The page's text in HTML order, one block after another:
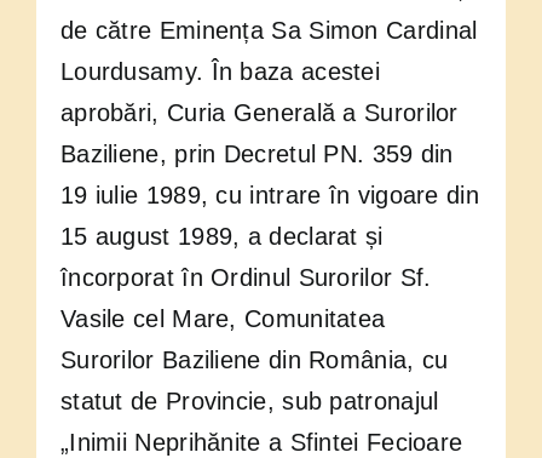
de către Eminența Sa Simon Cardinal
Lourdusamy. În baza acestei
aprobări, Curia Generală a Surorilor
Baziliene, prin Decretul PN. 359 din
19 iulie 1989, cu intrare în vigoare din
15 august 1989, a declarat și
încorporat în Ordinul Surorilor Sf.
Vasile cel Mare, Comunitatea
Surorilor Baziliene din România, cu
statut de Provincie, sub patronajul
„Inimii Neprihănite a Sfintei Fecioare